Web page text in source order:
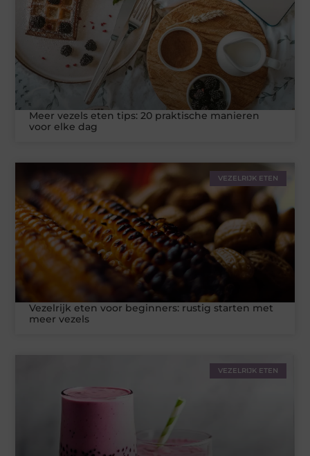
Meer vezels eten tips: 20 praktische manieren
voor elke dag
VEZELRIJK ETEN
Vezelrijk eten voor beginners: rustig starten met
meer vezels
VEZELRIJK ETEN